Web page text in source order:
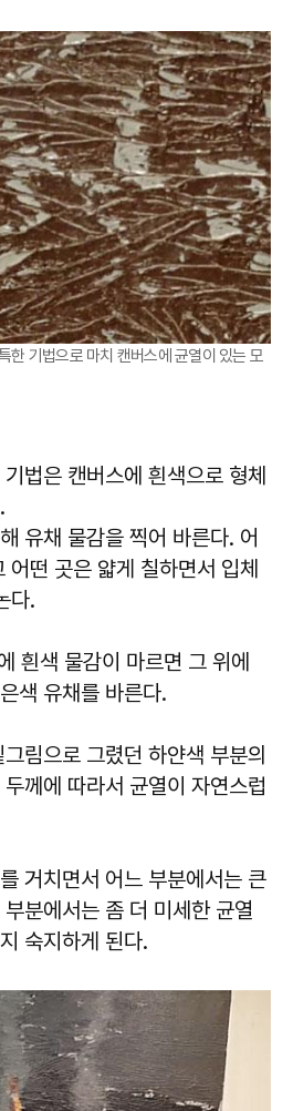
한 기법으로 마치 캔버스에 균열이 있는 모
법은 캔버스에 흰색으로 형체
유채 물감을 찍어 바른다. 어
어떤 곳은 얇게 칠하면서 입체
다.
흰색 물감이 마르면 그 위에
색 유채를 바른다.
림으로 그렸던 하얀색 부분의
께에 따라서 균열이 자연스럽
거치면서 어느 부분에서는 큰
분에서는 좀 더 미세한 균열
숙지하게 된다.